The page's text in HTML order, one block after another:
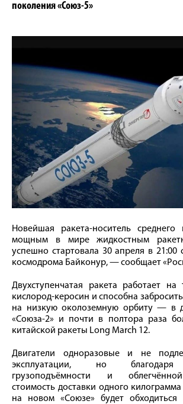
поколения «Союз-5»
Новейшая ракета-носитель
мощным в мире жидкостным
успешно стартовала 30 апреля в
космодрома Байконур, — сообщает
Двухступенчатая ракета работает
кислород-керосин и способна
на низкую околоземную орбиту — в
«Союза-2» и почти в полтора раза
китайской ракеты Long March 12.
Двигатели одноразовые и не
эксплуатации, но благодаря
грузоподъёмности и
стоимость доставки одного килограмма
на новом «Союзе» будет